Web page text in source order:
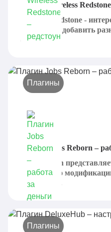
Плагин Wireless
Wireless Redstone -
предлагает добавить
схемы,...
Плагины
Плагин Jobs Reborn –
Jobs Reborn
интересную
позволяет...
Плагины